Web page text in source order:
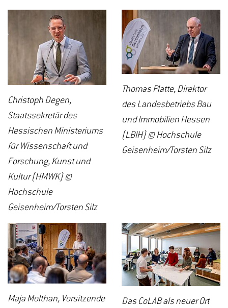
Christoph Degen,
Staatssekretär des
Hessischen Ministeriums
für Wissenschaft und
Forschung, Kunst und
Kultur (HMWK) ©
Hochschule
Geisenheim/Torsten Silz
Thomas Platte, Direktor
des Landesbetriebs Bau
und Immobilien Hessen
(LBIH) © Hochschule
Geisenheim/Torsten Silz
Maja Molthan, Vorsitzende
Das CoLAB als neuer Ort